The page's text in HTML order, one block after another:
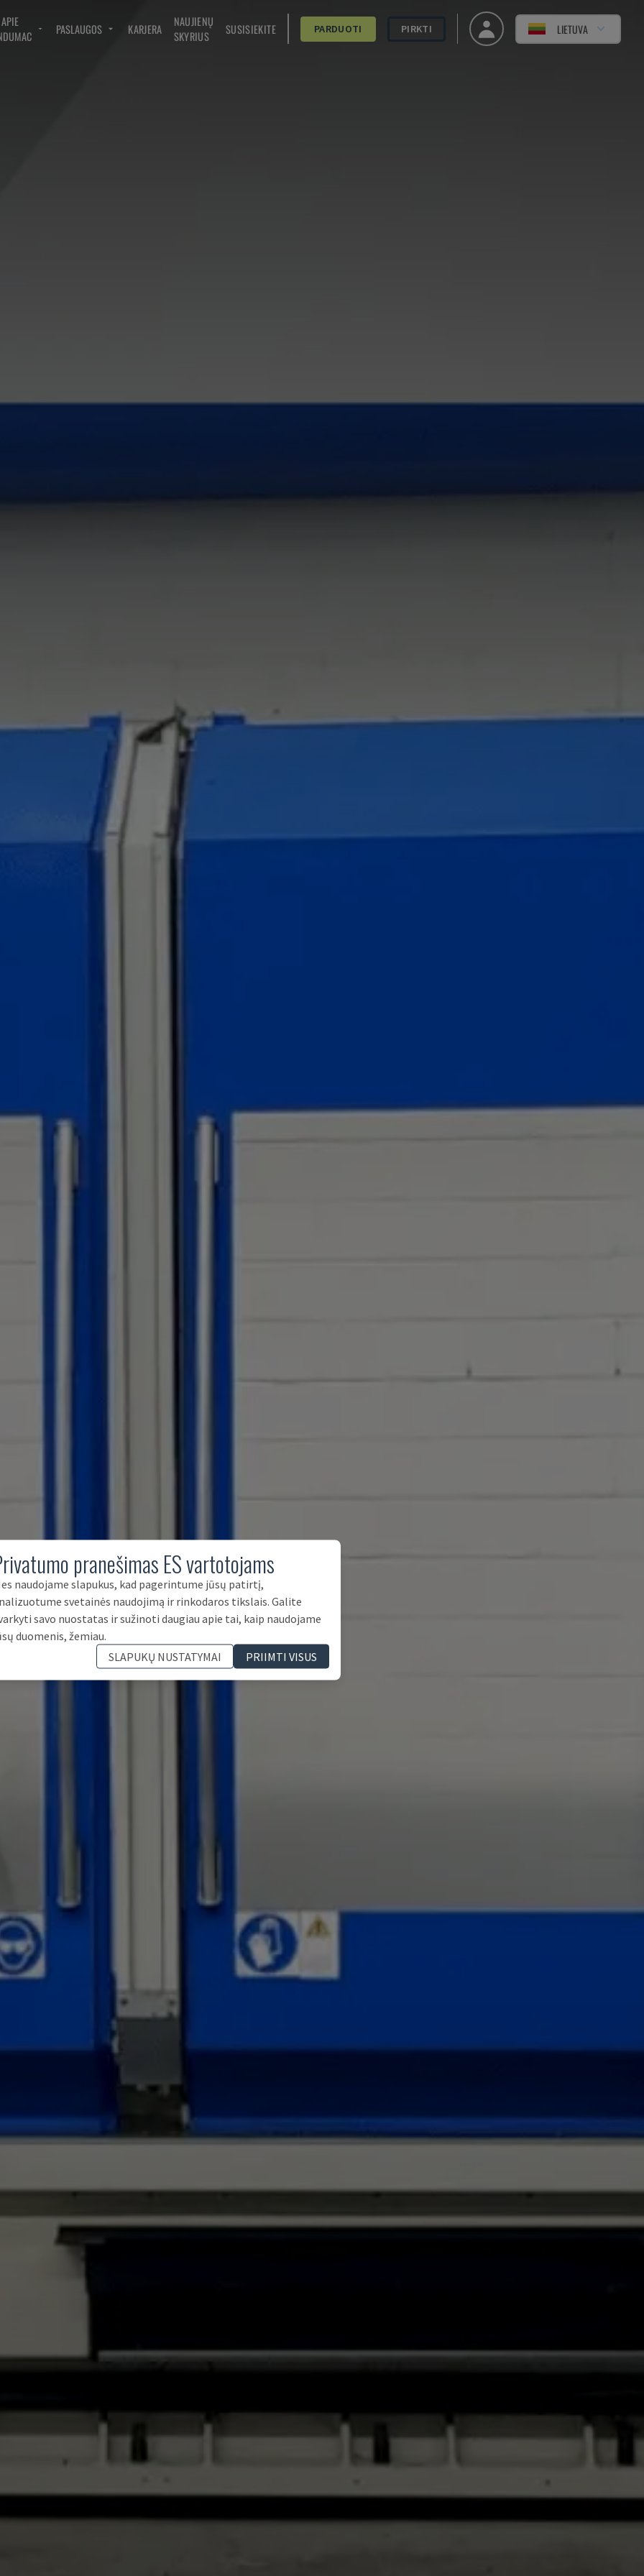
APIE
PASLAUGOS KARJERA
NAUJIENŲ
SKYRIUS
SUSISIEKITE PARDUOTI PIRKTI LIETUVA
pranešimas ES vartotojams
naudojame slapukus, kad pagerintume jūsų patirtį,
svetainės naudojimą ir rinkodaros tikslais. Galite
savo nuostatas ir sužinoti daugiau apie tai, kaip naudojame
duomenis, žemiau.
SLAPUKŲ NUSTATYMAI
PRIIMTI VISUS